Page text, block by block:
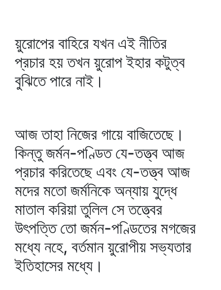
য়ুরোপের বাহিরে যখন এই নীতির
প্রচার হয় তখন য়ুরোপ ইহার কটুত্ব
বুঝিতে পারে নাই।
আজ তাহা নিজের গায়ে বাজিতেছে।
কিন্তু জর্মন-পণ্ডিত যে-তত্ত্ব আজ
প্রচার করিতেছে এবং যে-তত্ত্ব আজ
মদের মতো জর্মনিকে অন্যায় যুদ্ধে
মাতাল করিয়া তুলিল সে তত্ত্বের
উৎপত্তি তো জর্মন-পণ্ডিতের মগজের
মধ্যে নহে, বর্তমান য়ুরোপীয় সভ্যতার
ইতিহাসের মধ্যে।